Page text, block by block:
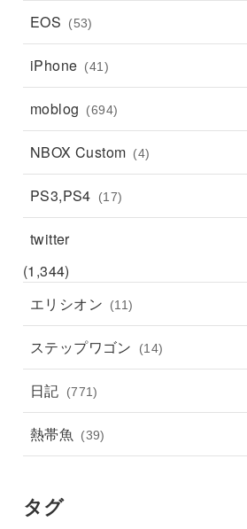
EOS (53)
iPhone (41)
moblog (694)
NBOX Custom (4)
PS3,PS4 (17)
twitter
(1,344)
エリシオン
(11)
ステップワゴン (14)
日記 (771)
熱帯魚 (39)
タグ